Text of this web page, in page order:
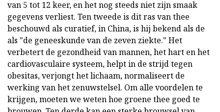
van 5 tot 12 keer, en het nog steeds niet zijn smaak
gegevens verliest. Ten tweede is dit ras van thee
beschouwd als curatief, in China, is hij bekend als de
als "de geneeskunde van de zeven ziekte." Het
verbetert de gezondheid van mannen, het hart en het
cardiovasculaire systeem, helpt in de strijd tegen
obesitas, verjongt het lichaam, normaliseert de
werking van het zenuwstelsel. Om alle voordelen te
krijgen, moeten we weten hoe groene thee goed te